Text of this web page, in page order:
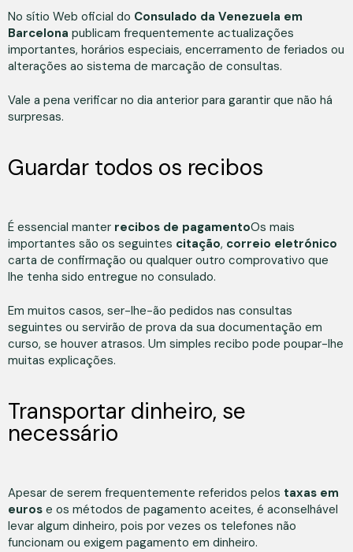
No sítio Web oficial do Consulado da Venezuela em
Barcelona publicam frequentemente actualizações
importantes, horários especiais, encerramento de feriados ou
alterações ao sistema de marcação de consultas.
Vale a pena verificar no dia anterior para garantir que não há
surpresas.
Guardar todos os recibos
É essencial manter recibos de pagamentoOs mais
importantes são os seguintes citação, correio eletrónico
carta de confirmação ou qualquer outro comprovativo que
lhe tenha sido entregue no consulado.
Em muitos casos, ser-lhe-ão pedidos nas consultas
seguintes ou servirão de prova da sua documentação em
curso, se houver atrasos. Um simples recibo pode poupar-lhe
muitas explicações.
Transportar dinheiro, se
necessário
Apesar de serem frequentemente referidos pelos taxas em
euros e os métodos de pagamento aceites, é aconselhável
levar algum dinheiro, pois por vezes os telefones não
funcionam ou exigem pagamento em dinheiro.